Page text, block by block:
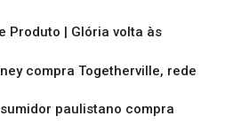
Produto | Glória volta às
compra Togetherville, rede
paulistano compra